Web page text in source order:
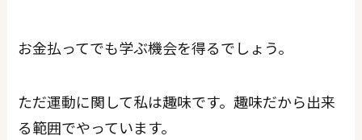
お金払ってでも学ぶ機会を得るでしょう。
ただ運動に関して私は趣味です。趣味だから出来
る範囲でやっています。